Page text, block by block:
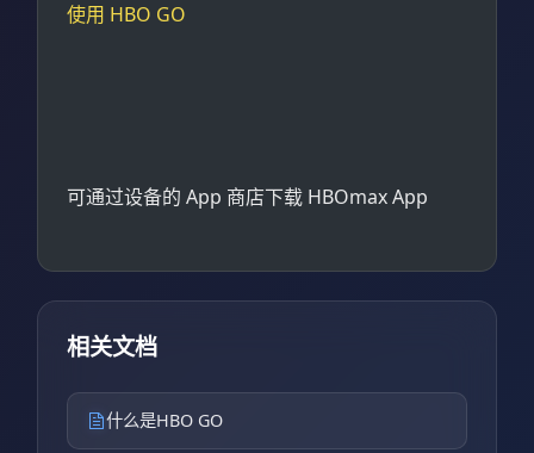
使用 HBO GO
可通过设备的 App 商店下载 HBOmax App
相关文档
什么是HBO GO